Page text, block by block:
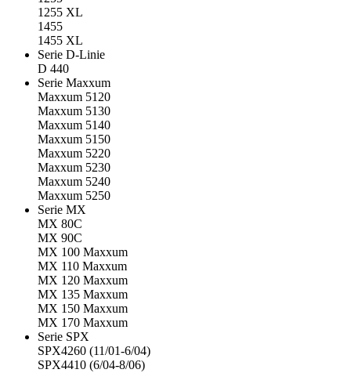
1255 XL
1455
1455 XL
Serie D-Linie
D 440
Serie Maxxum
Maxxum 5120
Maxxum 5130
Maxxum 5140
Maxxum 5150
Maxxum 5220
Maxxum 5230
Maxxum 5240
Maxxum 5250
Serie MX
MX 80C
MX 90C
MX 100 Maxxum
MX 110 Maxxum
MX 120 Maxxum
MX 135 Maxxum
MX 150 Maxxum
MX 170 Maxxum
Serie SPX
SPX4260 (11/01-6/04)
SPX4410 (6/04-8/06)